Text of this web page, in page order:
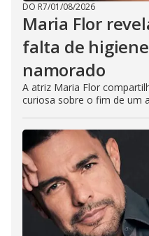
DO R7/01/08/2026
Maria Flor
falta de
namorado
A atriz Maria Flor
curiosa sobre o fim de um